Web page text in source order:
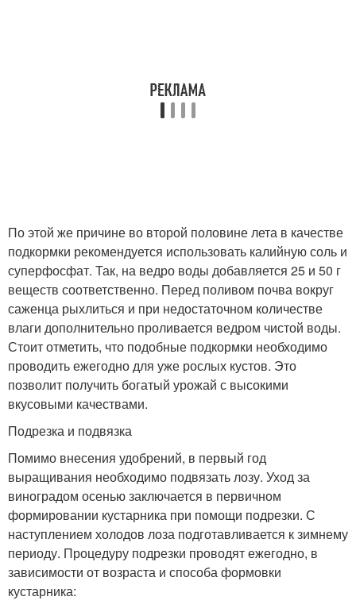
По этой же причине во второй половине лета в качестве
подкормки рекомендуется использовать калийную соль и
суперфосфат. Так, на ведро воды добавляется 25 и 50 г
веществ соответственно. Перед поливом почва вокруг
саженца рыхлиться и при недостаточном количестве
влаги дополнительно проливается ведром чистой воды.
Стоит отметить, что подобные подкормки необходимо
проводить ежегодно для уже рослых кустов. Это
позволит получить богатый урожай с высокими
вкусовыми качествами.
Подрезка и подвязка
Помимо внесения удобрений, в первый год
выращивания необходимо подвязать лозу. Уход за
виноградом осенью заключается в первичном
формировании кустарника при помощи подрезки. С
наступлением холодов лоза подготавливается к зимнему
периоду. Процедуру подрезки проводят ежегодно, в
зависимости от возраста и способа формовки
кустарника: